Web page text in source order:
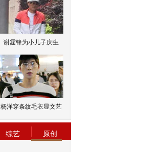
谢霆锋为小儿子庆生
杨洋穿条纹毛衣显文艺
综艺 原创